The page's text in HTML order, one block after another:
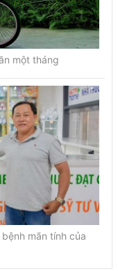
một tháng
mãn tính của